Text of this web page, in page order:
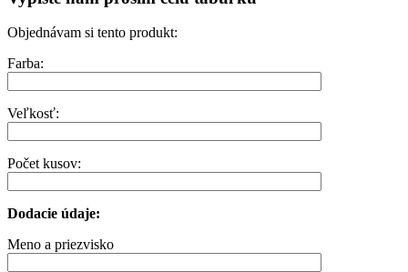
Objednávam si tento produkt:
Farba:
Veľkosť:
Počet kusov:
Dodacie údaje:
Meno a priezvisko